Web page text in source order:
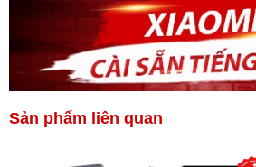
Sản phẩm liên quan